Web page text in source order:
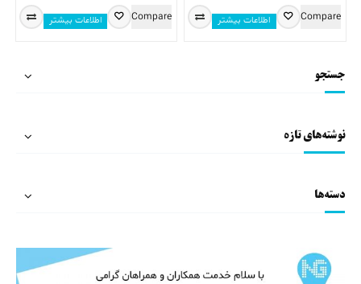
جستجو
نوشته‌های تازه
دسته‌ها
اطلاعات بیشتر Compare اطلاعات بیشتر Compare